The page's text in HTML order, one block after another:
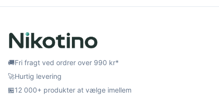
🚚Fri fragt ved ordrer over 990 kr*
🚀Hurtig levering
🏪12 000+ produkter at vælge imellem